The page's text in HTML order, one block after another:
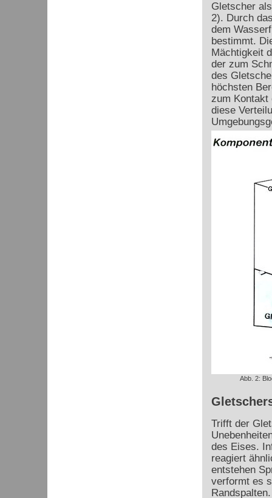
Gletscher
2). Durch
dem
bestimmt.
Mächtigkeit
der zum
des
höchsten
zum Kontakt
diese
Abb. 2:
Trifft der
des Eises.
reagiert
entstehen
verformt es